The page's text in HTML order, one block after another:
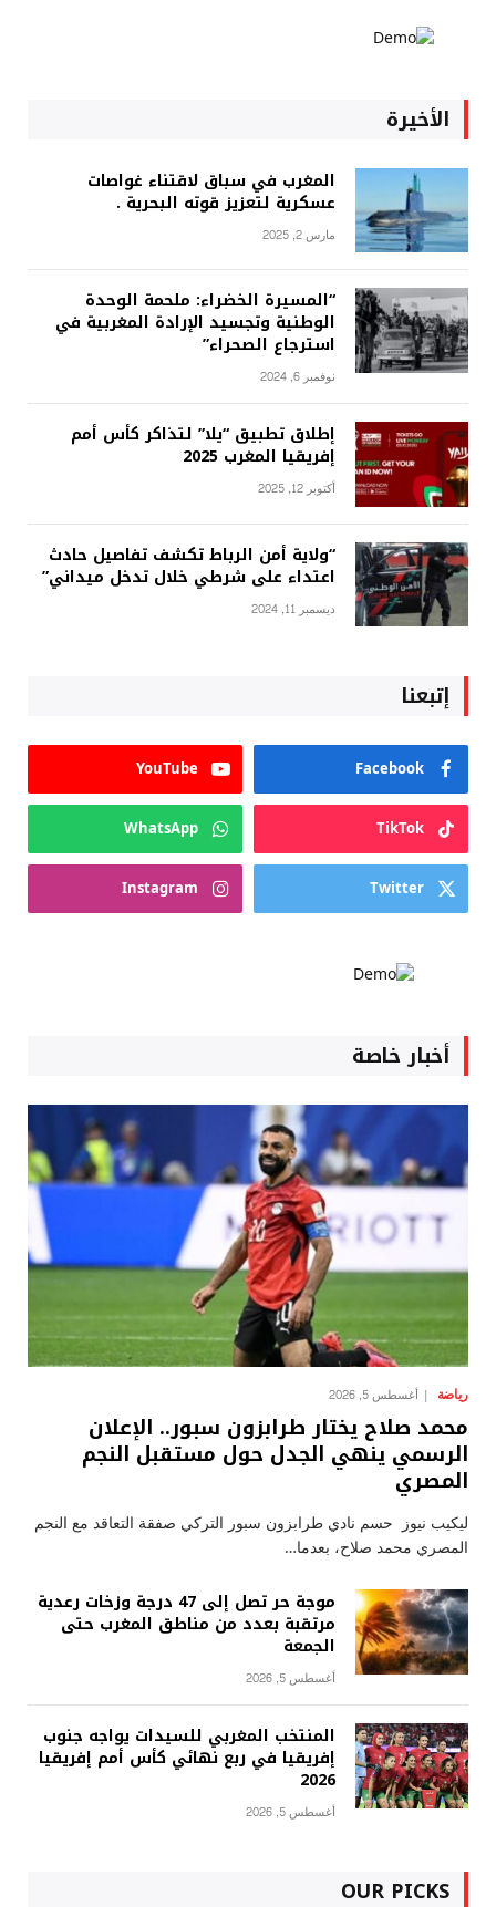
الأخيرة
المغرب في سباق لاقتناء غواصات
عسكرية لتعزيز قوته البحرية .
مارس 2, 2025
“المسيرة الخضراء: ملحمة الوحدة
الوطنية وتجسيد الإرادة المغربية في
استرجاع الصحراء”
نوفمبر 6, 2024
إطلاق تطبيق “يلا” لتذاكر كأس أمم
إفريقيا المغرب 2025
أكتوبر 12, 2025
“ولاية أمن الرباط تكشف تفاصيل حادث
اعتداء على شرطي خلال تدخل ميداني”
ديسمبر 11, 2024
إتبعنا
Facebook
YouTube
TikTok
WhatsApp
Twitter
Instagram
أخبار خاصة
رياضة أغسطس 5, 2026
محمد صلاح يختار طرابزون سبور.. الإعلان
الرسمي ينهي الجدل حول مستقبل النجم
المصري
ليكيب نيوز حسم نادي طرابزون سبور التركي صفقة التعاقد مع النجم
المصري محمد صلاح، بعدما…
موجة حر تصل إلى 47 درجة وزخات رعدية
مرتقبة بعدد من مناطق المغرب حتى
الجمعة
أغسطس 5, 2026
المنتخب المغربي للسيدات يواجه جنوب
إفريقيا في ربع نهائي كأس أمم إفريقيا
2026
أغسطس 5, 2026
OUR PICKS